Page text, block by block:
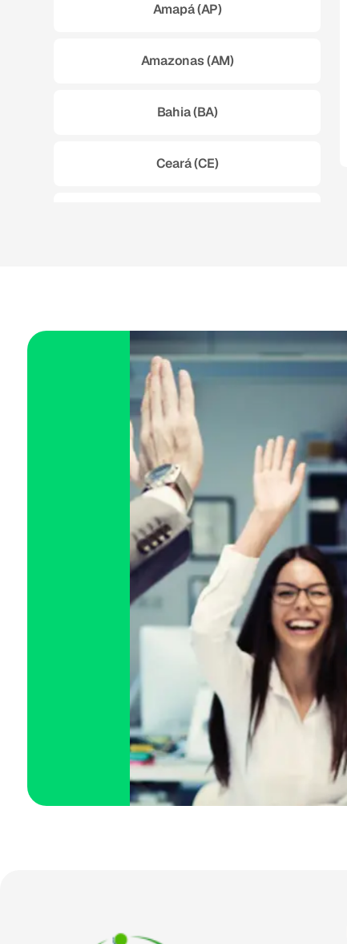
Amapá (AP)
Amazonas (AM)
Bahia (BA)
Ceará (CE)
Mato Grosso (MT)
Pará (PA)
Paraíba (PB)
Paraná (PR)
pernambuco (PE)
Piauí (PI)
Rio de Janeiro (RJ)
Rondônia (RO)